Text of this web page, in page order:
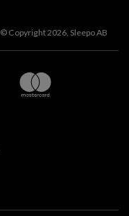
© Copyright 2026, Sleepo AB